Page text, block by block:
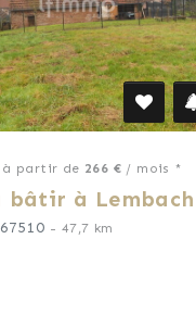
à partir de 266 € / mois *
bâtir à Lembach
- 47,7 km